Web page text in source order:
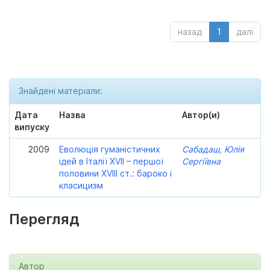
назад 1 далі
Знайдені матеріали:
Дата
випуску
Назва Автор(и)
2009
Еволюція гуманістичних
ідей в Італії XVII – першої
половини XVIII ст.: бароко і
класицизм
Сабадаш, Юлія
Сергіївна
Перегляд
Автор